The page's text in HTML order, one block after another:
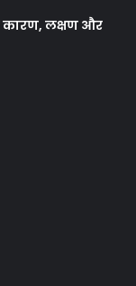
कारण, लक्षण और